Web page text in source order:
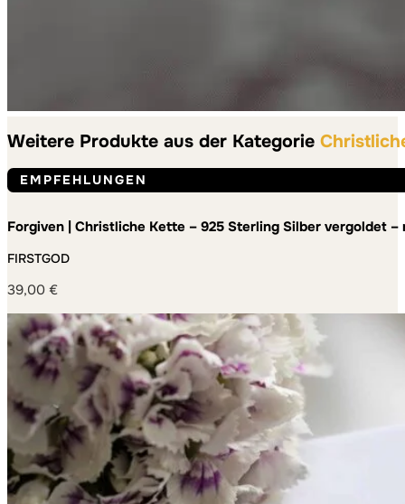
Weitere Produkte aus der Kategorie
EMPFEHLUNGEN
Forgiven | Christliche Kette – 925 Sterling Silber vergoldet –
FIRSTGOD
39,00 €